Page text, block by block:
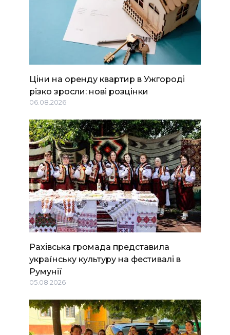
Ціни на оренду квартир в Ужгороді
різко зросли: нові розцінки
06.08.2026
Рахівська громада представила
українську культуру на фестивалі в
Румунії
05.08.2026